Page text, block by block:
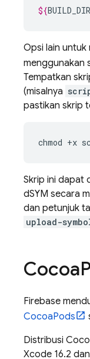
${BUILD_DIR
Opsi lain
menggunakan
Tempatkan
(misalnya
pastikan skrip
chmod +x
Skrip ini dapat
dSYM secara
dan petunjuk
upload-
Cocoa
Firebase
CocoaPods
Distribusi
Xcode 16.2